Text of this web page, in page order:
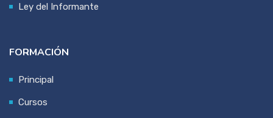
Ley del Informante
FORMACIÓN
Principal
Cursos